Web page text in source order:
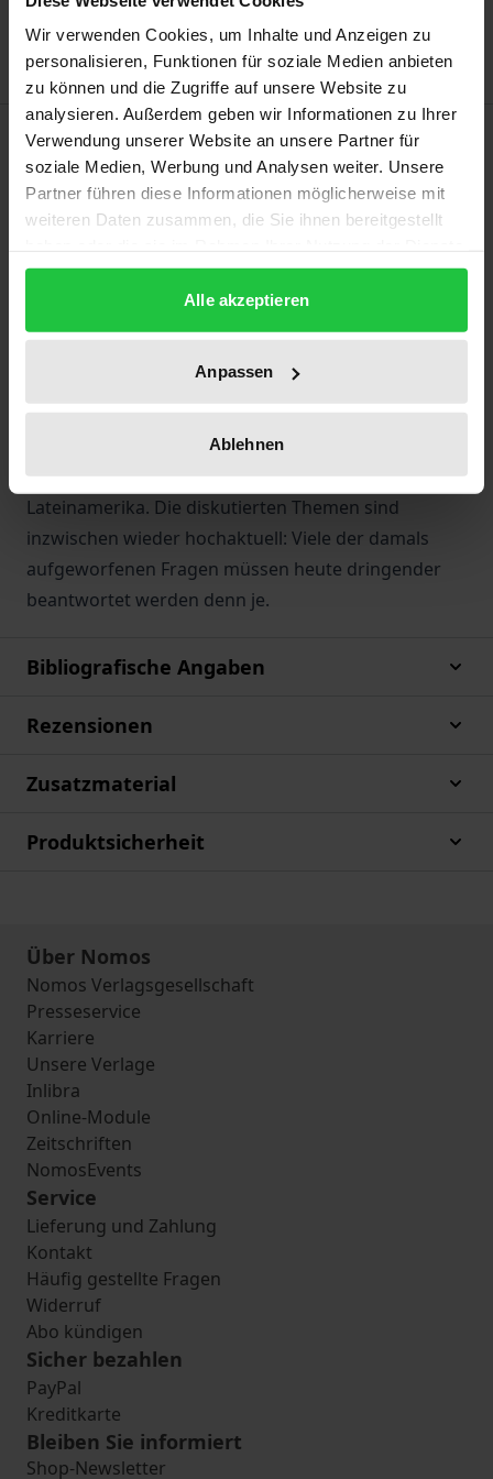
Wir verwenden Cookies, um Inhalte und Anzeigen zu
personalisieren, Funktionen für soziale Medien anbieten
zu können und die Zugriffe auf unsere Website zu
analysieren. Außerdem geben wir Informationen zu Ihrer
Verwendung unserer Website an unsere Partner für
soziale Medien, Werbung und Analysen weiter. Unsere
Partner führen diese Informationen möglicherweise mit
weiteren Daten zusammen, die Sie ihnen bereitgestellt
gesammelt haben.
Alle akzeptieren
Anpassen
Ablehnen
Beschreibung
Zum 500. Mal jährte sich 1992 Kolumbus’ Ankunft in
der ‚Neuen Welt‘. Als die spanische Regierung mit
Anlass groß angelegte Gedenkfeierlichkeiten zu
zweier Welten – oder der größte Genozid der
Menschheitsgeschichte?
Das vorliegende Buch liefert eine Analyse dieser
vielschichtigen Debatte in Spanien und
Lateinamerika. Die diskutierten Themen sind
inzwischen wieder hochaktuell: Viele der damals
aufgeworfenen Fragen müssen heute dringender
beantwortet werden denn je.
Bibliografische Angaben
Rezensionen
Zusatzmaterial
Produktsicherheit
Über Nomos
Nomos Verlagsgesellschaft
Presseservice
Karriere
Unsere Verlage
Inlibra
Online-Module
Zeitschriften
NomosEvents
Service
Lieferung und Zahlung
Kontakt
Häufig gestellte Fragen
Widerruf
Abo kündigen
Sicher bezahlen
PayPal
Kreditkarte
Bleiben Sie informiert
Shop-Newsletter